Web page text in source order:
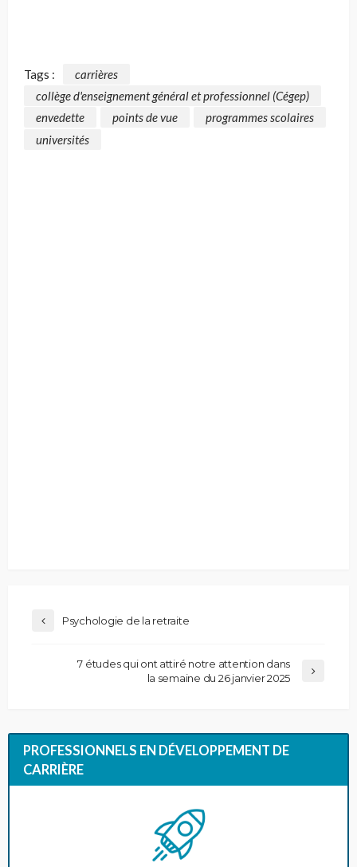
Tags :
carrières
collège d'enseignement général et professionnel (Cégep)
envedette
points de vue
programmes scolaires
universités
Psychologie de la retraite
7 études qui ont attiré notre attention dans
la semaine du 26 janvier 2025
PROFESSIONNELS EN DÉVELOPPEMENT DE
CARRIÈRE